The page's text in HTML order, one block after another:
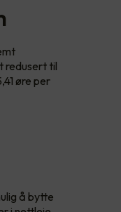
redusert til
øre per
å bytte